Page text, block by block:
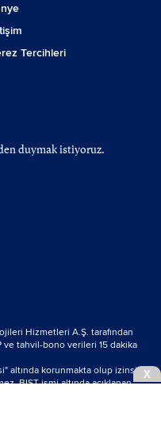
Tercihleri
duymak istiyoruz.
Hizmetleri A.Ş. tarafından
ve tahvil-bono verileri 15 dakika
altında korunmakta olup izinsiz
BIST ismi altında açıklanan
X